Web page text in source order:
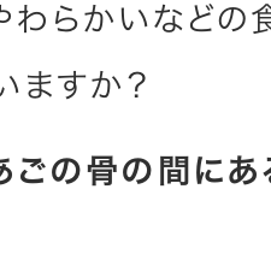
わらかいなど
ますか？
ごの骨の間にあ